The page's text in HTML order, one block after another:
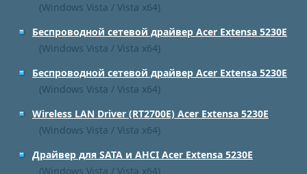
(Windows Vista / Vista x64)
Беспроводной сетевой драйвер Acer Extensa 5230E
(Windows Vista / Vista x64)
Беспроводной сетевой драйвер Acer Extensa 5230E
(Windows Vista / Vista x64)
Wireless LAN Driver (RT2700E) Acer Extensa 5230E
(Windows Vista / Vista x64)
Драйвер для SATA и AHCI Acer Extensa 5230E
(Windows Vista / Vista x64)